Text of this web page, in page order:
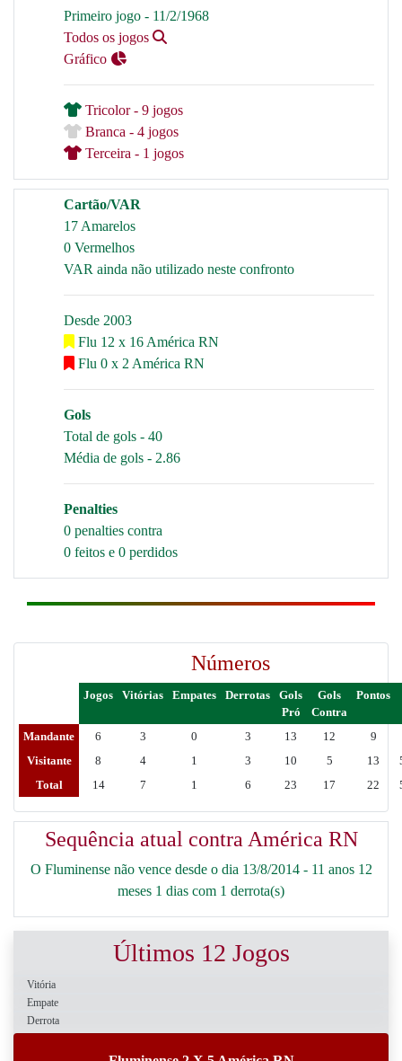
Primeiro jogo - 11/2/1968
Todos os jogos
Gráfico
Tricolor - 9 jogos
Branca - 4 jogos
Terceira - 1 jogos
Cartão/VAR
17 Amarelos
0 Vermelhos
VAR ainda não utilizado neste confronto
Desde 2003
Flu 12 x 16 América RN
Flu 0 x 2 América RN
Gols
Total de gols - 40
Média de gols - 2.86
Penalties
0 penalties contra
0 feitos e 0 perdidos
Números
Jogos Vitórias Empates Derrotas
Gols
Pró
Gols
Contra
Pontos
Mandante 6 3 0 3 13 12
9
Visitante
8 4 1 3 10 5 13
Total
14 7 1 6 23 17 22
Sequência atual contra América RN
O Fluminense não vence desde o dia 13/8/2014 - 11 anos 12
meses 1 dias com 1 derrota(s)
Últimos 12 Jogos
Vitória
Empate
Derrota